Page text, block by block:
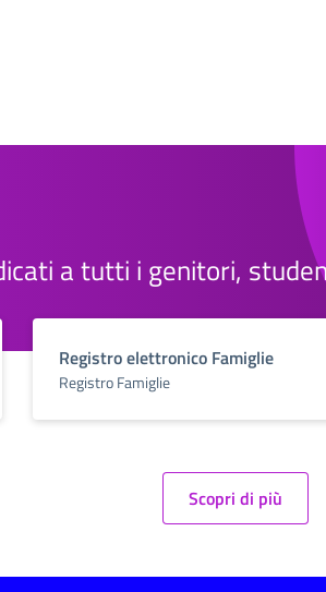
a tutti i genitori,
Registro elettronico Famiglie
Registro Famiglie
Scopri di più